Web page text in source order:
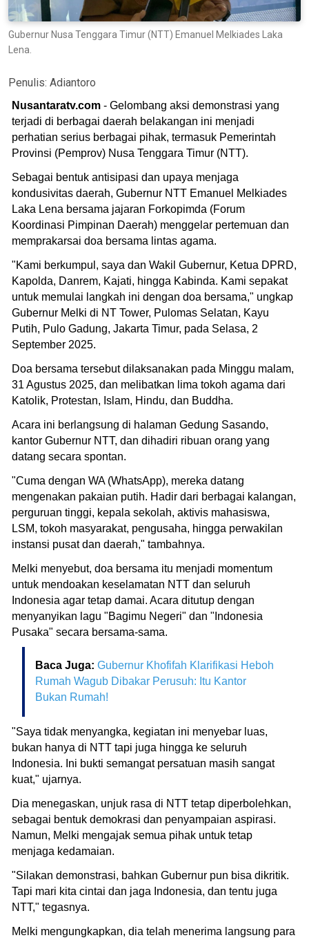
Gubernur Nusa Tenggara Timur (NTT) Emanuel Melkiades Laka
Lena.
Penulis: Adiantoro
Nusantaratv.com - Gelombang aksi demonstrasi yang
terjadi di berbagai daerah belakangan ini menjadi
perhatian serius berbagai pihak, termasuk Pemerintah
Provinsi (Pemprov) Nusa Tenggara Timur (NTT).
Sebagai bentuk antisipasi dan upaya menjaga
kondusivitas daerah, Gubernur NTT Emanuel Melkiades
Laka Lena bersama jajaran Forkopimda (Forum
Koordinasi Pimpinan Daerah) menggelar pertemuan dan
memprakarsai doa bersama lintas agama.
"Kami berkumpul, saya dan Wakil Gubernur, Ketua DPRD,
Kapolda, Danrem, Kajati, hingga Kabinda. Kami sepakat
untuk memulai langkah ini dengan doa bersama," ungkap
Gubernur Melki di NT Tower, Pulomas Selatan, Kayu
Putih, Pulo Gadung, Jakarta Timur, pada Selasa, 2
September 2025.
Doa bersama tersebut dilaksanakan pada Minggu malam,
31 Agustus 2025, dan melibatkan lima tokoh agama dari
Katolik, Protestan, Islam, Hindu, dan Buddha.
Acara ini berlangsung di halaman Gedung Sasando,
kantor Gubernur NTT, dan dihadiri ribuan orang yang
datang secara spontan.
"Cuma dengan WA (WhatsApp), mereka datang
mengenakan pakaian putih. Hadir dari berbagai kalangan,
perguruan tinggi, kepala sekolah, aktivis mahasiswa,
LSM, tokoh masyarakat, pengusaha, hingga perwakilan
instansi pusat dan daerah," tambahnya.
Melki menyebut, doa bersama itu menjadi momentum
untuk mendoakan keselamatan NTT dan seluruh
Indonesia agar tetap damai. Acara ditutup dengan
menyanyikan lagu "Bagimu Negeri" dan "Indonesia
Pusaka" secara bersama-sama.
Baca Juga: Gubernur Khofifah Klarifikasi Heboh
Rumah Wagub Dibakar Perusuh: Itu Kantor
Bukan Rumah!
"Saya tidak menyangka, kegiatan ini menyebar luas,
bukan hanya di NTT tapi juga hingga ke seluruh
Indonesia. Ini bukti semangat persatuan masih sangat
kuat," ujarnya.
Dia menegaskan, unjuk rasa di NTT tetap diperbolehkan,
sebagai bentuk demokrasi dan penyampaian aspirasi.
Namun, Melki mengajak semua pihak untuk tetap
menjaga kedamaian.
"Silakan demonstrasi, bahkan Gubernur pun bisa dikritik.
Tapi mari kita cintai dan jaga Indonesia, dan tentu juga
NTT," tegasnya.
Melki mengungkapkan, dia telah menerima langsung para